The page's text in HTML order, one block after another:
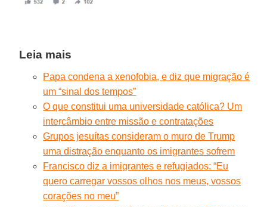
Leia mais
Papa condena a xenofobia, e diz que migração é
um “sinal dos tempos”
O que constitui uma universidade católica? Um
intercâmbio entre missão e contratações
Grupos jesuítas consideram o muro de Trump
uma distração enquanto os imigrantes sofrem
Francisco diz a imigrantes e refugiados: “Eu
quero carregar vossos olhos nos meus, vossos
corações no meu”